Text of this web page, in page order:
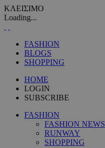
ΚΛΕΙΣΙΜΟ
Loading...
FASHION
BLOGS
SHOPPING
HOME
LOGIN
SUBSCRIBE
FASHION
FASHION NEWS
RUNWAY
SHOPPING